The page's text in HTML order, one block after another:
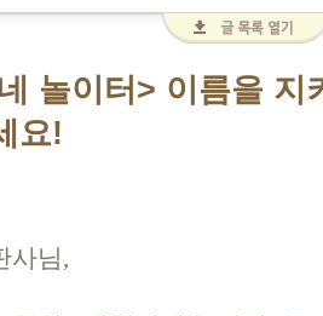
놀이터> 이름을 지
요!
사님,